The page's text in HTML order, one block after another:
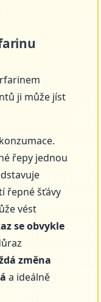
ji může jíst
řepy jednou
řepné šťávy
vést
se obvykle
změna
a ideálně